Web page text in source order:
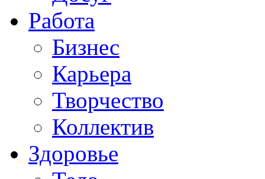
Работа
Бизнес
Карьера
Творчество
Коллектив
Здоровье